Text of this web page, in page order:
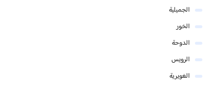
الجميلية
الخور
الدوحة
الرويس
الغويرية